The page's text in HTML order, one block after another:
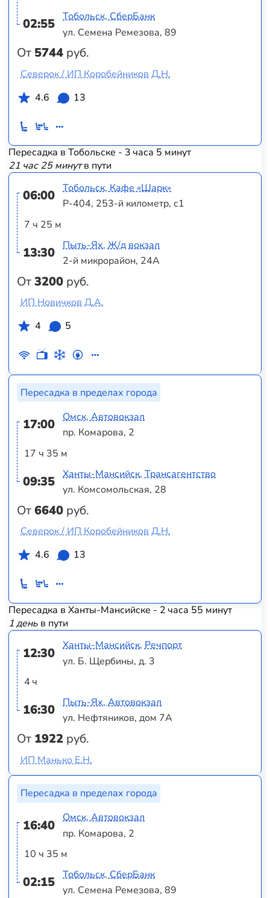
02:55
От 5744 руб.
Тобольск, СберБанк
ул. Семена Ремезова, 89
Северок / ИП Коробейников Д.Н.
4.6
13
Пересадка в Тобольске - 3 часа 5 минут
21 час 25 минутв пути
06:00
7 ч 25 м
13:30
От3200 руб.
Тобольск, Кафе «Шарк»
Р-404, 253-й километр, с1
Пыть-Ях, Ж/д вокзал
2-й микрорайон, 24А
ИП Новичков Д.А.
4
5
Пересадка в пределах города
17:00
17 ч 35 м
09:35
От6640 руб.
Омск, Автовокзал
пр. Комарова, 2
Ханты-Мансийск, Трансагентство
ул. Комсомольская, 28
Северок / ИП Коробейников Д.Н.
4.6
13
Пересадка в Ханты-Мансийске - 2 часа 55 минут
1 деньв пути
12:30
4 ч
16:30
От 1922 руб.
Ханты-Мансийск, Речпорт
ул. Б. Щербины, д. 3
Пыть-Ях, Автовокзал
ул. Нефтяников, дом 7А
ИП Манько Е.Н.
Пересадка в пределах города
16:40
10 ч 35 м
02:15
Омск, Автовокзал
пр. Комарова, 2
Тобольск, СберБанк
ул. Семена Ремезова, 89